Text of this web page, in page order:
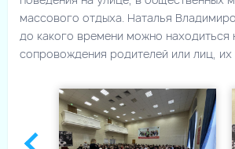
массового отдыха. Наталья
до какого времени можно находиться
сопровождения родителей или лиц,